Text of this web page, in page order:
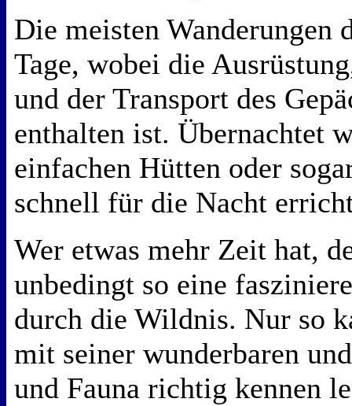
Die meisten Wanderungen
Tage, wobei die
und der Transport des
enthalten ist. Übernachtet
einfachen Hütten oder
schnell für die Nacht
Wer etwas mehr Zeit hat,
unbedingt so eine
durch die Wildnis. Nur so
mit seiner wunderbaren
und Fauna richtig kennen